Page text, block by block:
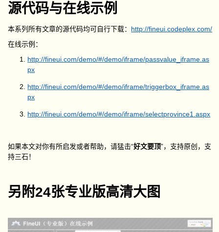
源代码与在线示例
本系列所有文章的源代码均可自行下载： http://fineui.codeplex.com/
在线示例：
http://fineui.com/demo/#/demo/iframe/passvalue_iframe.as
px
http://fineui.com/demo/#/demo/iframe/triggerbox_iframe.as
px
http://fineui.com/demo/#/demo/iframe/selectprovince1.aspx
如果本文对你有所启发或者帮助，请猛击“好文要顶”，支持原创，支
持三石！
另附24张专业版高清大图